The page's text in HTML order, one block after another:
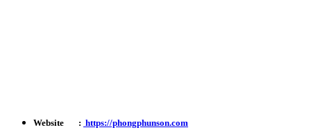
Website : https://phongphunson.com